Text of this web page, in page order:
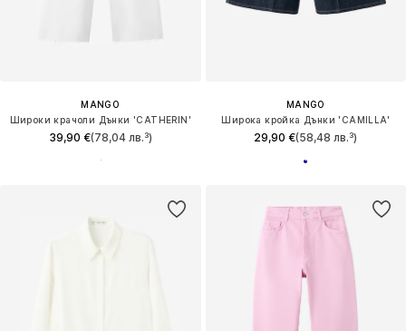
MANGO
Широки крачоли Дънки 'CATHERIN'
39,90 €(78,04 лв.³)
MANGO
Широка кройка Дънки 'CAMILLA'
29,90 €(58,48 лв.³)